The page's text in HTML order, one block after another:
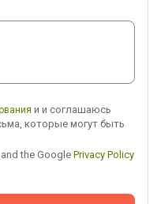
и и соглашаюсь
которые могут быть
the Google Privacy Policy